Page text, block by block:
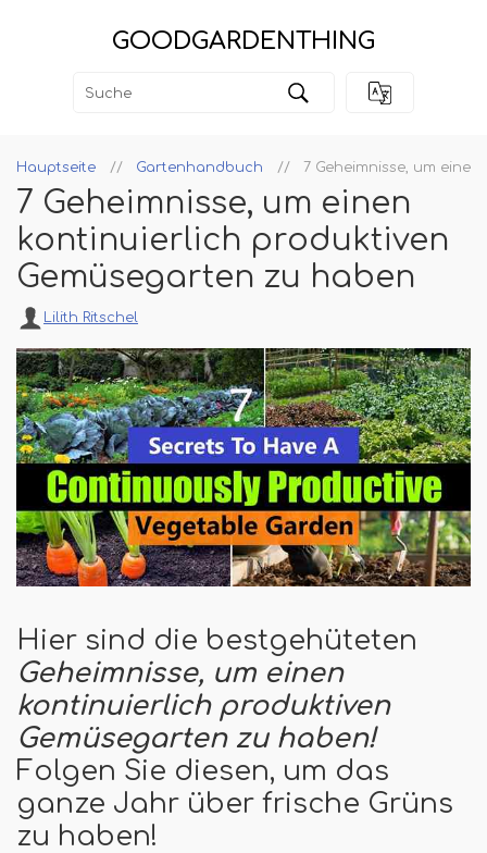
GOODGARDENTHING
Hauptseite Gartenhandbuch 7 Geheimnisse, um
7 Geheimnisse, um einen
kontinuierlich produktiven
Gemüsegarten zu haben
Lilith Ritschel
Hier sind die bestgehüteten
Geheimnisse, um einen
kontinuierlich produktiven
Gemüsegarten zu haben!
Folgen Sie diesen, um das
ganze Jahr über frische Grüns
zu haben!